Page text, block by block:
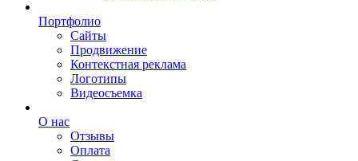
Портфолио
Сайты
Продвижение
Контекстная реклама
Логотипы
Видеосъемка
О нас
Отзывы
Оплата